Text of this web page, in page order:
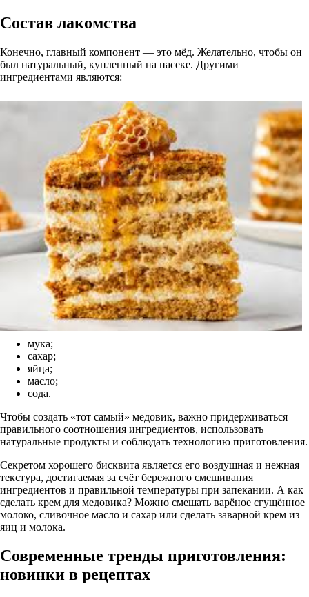
Состав лакомства
Конечно, главный компонент — это мёд. Желательно, чтобы он
был натуральный, купленный на пасеке. Другими
ингредиентами являются:
мука;
сахар;
яйца;
масло;
сода.
Чтобы создать «тот самый» медовик, важно придерживаться
правильного соотношения ингредиентов, использовать
натуральные продукты и соблюдать технологию приготовления.
Секретом хорошего бисквита является его воздушная и нежная
текстура, достигаемая за счёт бережного смешивания
ингредиентов и правильной температуры при запекании. А как
сделать крем для медовика? Можно смешать варёное сгущённое
молоко, сливочное масло и сахар или сделать заварной крем из
яиц и молока.
Современные тренды приготовления:
новинки в рецептах